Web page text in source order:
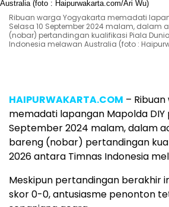
Ribuan warga Yogyakarta memadati
Selasa 10 September 2024 malam, dalam
(nobar) pertandingan kualifikasi Piala
Indonesia melawan Australia (foto :
HAIPURWAKARTA.COM –
memadati lapangan Mapolda DIY
September 2024 malam, dalam
bareng (nobar) pertandingan
2026 antara Timnas Indonesia
Meskipun pertandingan berakhir
skor 0-0, antusiasme penonton